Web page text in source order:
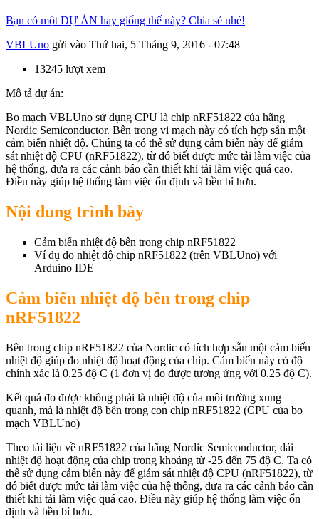
Bạn có một DỰ ÁN hay giống thế này? Chia sẻ nhé!
VBLUno gửi vào Thứ hai, 5 Tháng 9, 2016 - 07:48
13245 lượt xem
Mô tả dự án:
Bo mạch VBLUno sử dụng CPU là chip nRF51822 của hãng
Nordic Semiconductor. Bên trong vi mạch này có tích hợp sẵn một
cảm biến nhiệt độ. Chúng ta có thể sử dụng cảm biến này để giám
sát nhiệt độ CPU (nRF51822), từ đó biết được mức tải làm việc của
hệ thống, đưa ra các cảnh báo cần thiết khi tải làm việc quá cao.
Điều này giúp hệ thống làm việc ổn định và bền bỉ hơn.
Nội dung trình bày
Cảm biến nhiệt độ bên trong chip nRF51822
Ví dụ đo nhiệt độ chip nRF51822 (trên VBLUno) với
Arduino IDE
Cảm biến nhiệt độ bên trong chip
nRF51822
Bên trong chip nRF51822 của Nordic có tích hợp sẵn một cảm biến
nhiệt độ giúp đo nhiệt độ hoạt động của chip. Cảm biến này có độ
chính xác là 0.25 độ C (1 đơn vị đo được tương ứng với 0.25 độ C).
Kết quả đo được không phải là nhiệt độ của môi trường xung
quanh, mà là nhiệt độ bên trong con chip nRF51822 (CPU của bo
mạch VBLUno)
Theo tài liệu về nRF51822 của hãng Nordic Semiconductor, dải
nhiệt độ hoạt động của chip trong khoảng từ -25 đến 75 độ C. Ta có
thể sử dụng cảm biến này để giám sát nhiệt độ CPU (nRF51822), từ
đó biết được mức tải làm việc của hệ thống, đưa ra các cảnh báo cần
thiết khi tải làm việc quá cao. Điều này giúp hệ thống làm việc ổn
định và bền bỉ hơn.